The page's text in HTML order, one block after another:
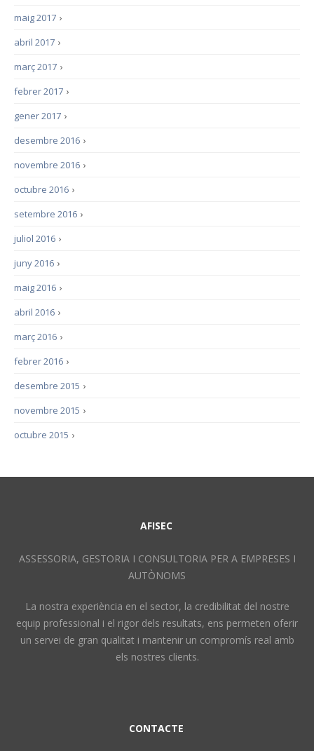
›
maig 2017
›
abril 2017
›
març 2017
›
febrer 2017
›
gener 2017
›
desembre 2016
›
novembre 2016
›
octubre 2016
›
setembre 2016
›
juliol 2016
›
juny 2016
›
maig 2016
›
abril 2016
›
març 2016
›
febrer 2016
›
desembre 2015
›
novembre 2015
›
octubre 2015
AFISEC
ASSESSORIA, GESTORIA I CONSULTORIA PER A EMPRESES I
AUTÒNOMS
La nostra experiència en el sector, la credibilitat del nostre
equip professional i el rigor dels resultats, ens permeten oferir
un servei de gran qualitat i mantenir un compromís real amb
els nostres clients.
CONTACTE